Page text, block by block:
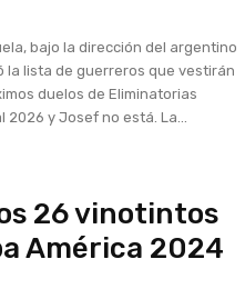
bajo la dirección del argentino
la lista de guerreros que vestirán
duelos de Eliminatorias
2026 y Josef no está. La...
26 vinotintos
América 2024